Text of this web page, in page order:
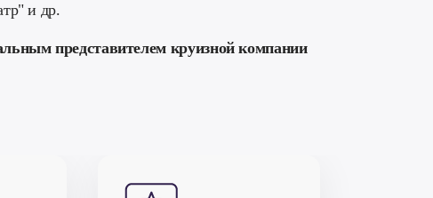
и др.
представителем круизной компании